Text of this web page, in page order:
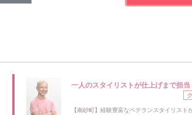
一人のスタイリストが仕上げまで担当
【南砂町】経験豊富なベテランスタイリスト